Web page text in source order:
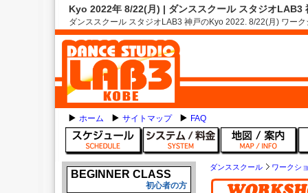
Kyo 2022年 8/22(月) | ダンススクール スタジオLAB3
ダンススクール スタジオLAB3 神戸のKyo 2022. 8/22(月) ワー
ホーム サイトマップ FAQ
BEGINNER CLASS
初心者の方
ダンススクール ワークシ